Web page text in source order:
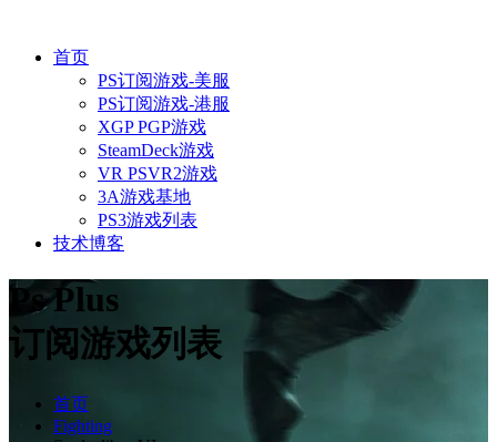
首页
PS订阅游戏-美服
PS订阅游戏-港服
XGP PGP游戏
SteamDeck游戏
VR PSVR2游戏
3A游戏基地
PS3游戏列表
技术博客
Ps Plus
订阅游戏列表
首页
Fighting